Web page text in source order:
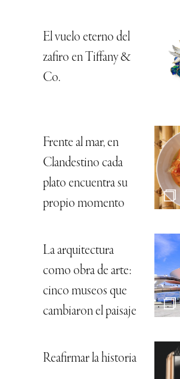
El vuelo eterno del
zafiro en Tiffany &
Co.
Frente al mar, en
Clandestino cada
plato encuentra su
propio momento
La arquitectura
como obra de arte:
cinco museos que
cambiaron el paisaje
Reafirmar la historia